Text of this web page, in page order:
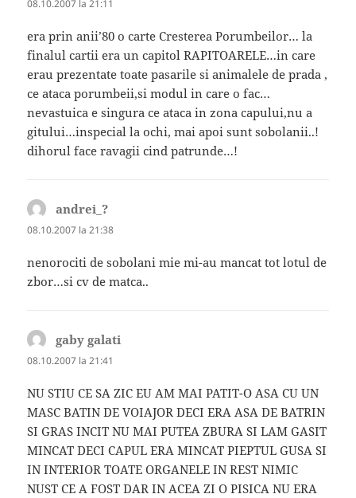
08.10.2007 la 21:11
era prin anii’80 o carte Cresterea Porumbeilor… la
finalul cartii era un capitol RAPITOARELE…in care
erau prezentate toate pasarile si animalele de prada ,
ce ataca porumbeii,si modul in care o fac…
nevastuica e singura ce ataca in zona capului,nu a
gitului…inspecial la ochi, mai apoi sunt sobolanii..!
dihorul face ravagii cind patrunde…!
andrei_?
08.10.2007 la 21:38
nenorociti de sobolani mie mi-au mancat tot lotul de
zbor…si cv de matca..
gaby galati
08.10.2007 la 21:41
NU STIU CE SA ZIC EU AM MAI PATIT-O ASA CU UN
MASC BATIN DE VOIAJOR DECI ERA ASA DE BATRIN
SI GRAS INCIT NU MAI PUTEA ZBURA SI LAM GASIT
MINCAT DECI CAPUL ERA MINCAT PIEPTUL GUSA SI
IN INTERIOR TOATE ORGANELE IN REST NIMIC
NUST CE A FOST DAR IN ACEA ZI O PISICA NU ERA